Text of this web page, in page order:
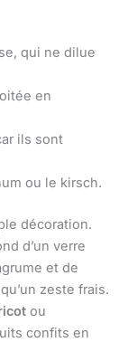
qui ne dilue
en
ils sont
ou le kirsch.
décoration.
d’un verre
et de
zeste frais.
ou
confits en